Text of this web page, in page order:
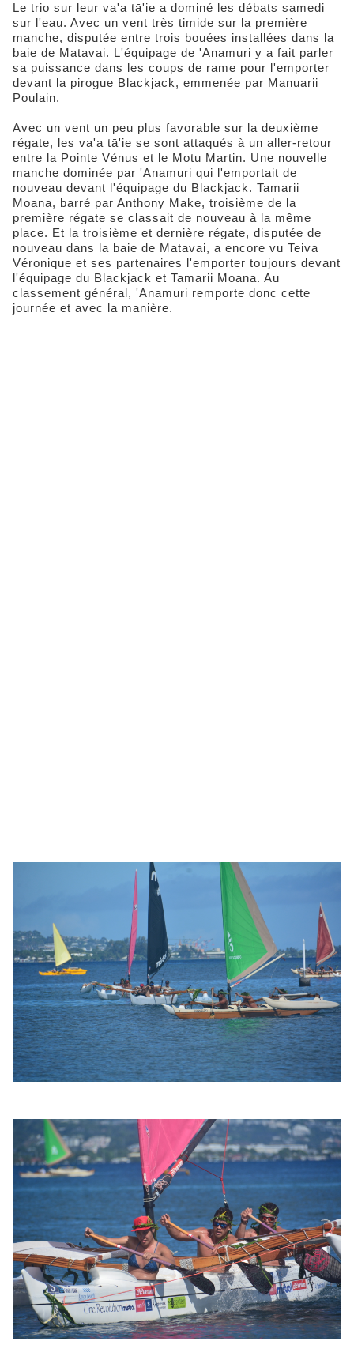
Le trio sur leur va'a tā'ie a dominé les débats samedi
sur l'eau. Avec un vent très timide sur la première
manche, disputée entre trois bouées installées dans la
baie de Matavai. L'équipage de 'Anamuri y a fait parler
sa puissance dans les coups de rame pour l'emporter
devant la pirogue Blackjack, emmenée par Manuarii
Poulain.
Avec un vent un peu plus favorable sur la deuxième
régate, les va'a tā'ie se sont attaqués à un aller-retour
entre la Pointe Vénus et le Motu Martin. Une nouvelle
manche dominée par 'Anamuri qui l'emportait de
nouveau devant l'équipage du Blackjack. Tamarii
Moana, barré par Anthony Make, troisième de la
première régate se classait de nouveau à la même
place. Et la troisième et dernière régate, disputée de
nouveau dans la baie de Matavai, a encore vu Teiva
Véronique et ses partenaires l'emporter toujours devant
l'équipage du Blackjack et Tamarii Moana. Au
classement général, 'Anamuri remporte donc cette
journée et avec la manière.